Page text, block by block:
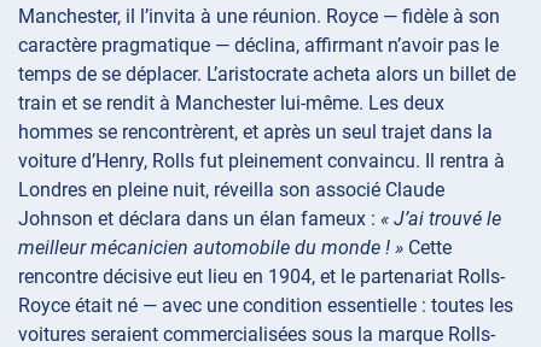
Manchester, il l’invita à une réunion. Royce — fidèle à son
caractère pragmatique — déclina, affirmant n’avoir pas le
temps de se déplacer. L’aristocrate acheta alors un billet de
train et se rendit à Manchester lui-même. Les deux
hommes se rencontrèrent, et après un seul trajet dans la
voiture d’Henry, Rolls fut pleinement convaincu. Il rentra à
Londres en pleine nuit, réveilla son associé Claude
Johnson et déclara dans un élan fameux : « J’ai trouvé le
meilleur mécanicien automobile du monde ! » Cette
rencontre décisive eut lieu en 1904, et le partenariat Rolls-
Royce était né — avec une condition essentielle : toutes les
voitures seraient commercialisées sous la marque Rolls-